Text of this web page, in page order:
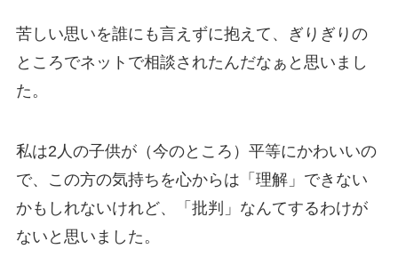
苦しい思いを誰にも言えずに抱えて、ぎりぎりの
ところでネットで相談されたんだなぁと思いまし
た。
私は2人の子供が（今のところ）平等にかわいいの
で、この方の気持ちを心からは「理解」できない
かもしれないけれど、「批判」なんてするわけが
ないと思いました。